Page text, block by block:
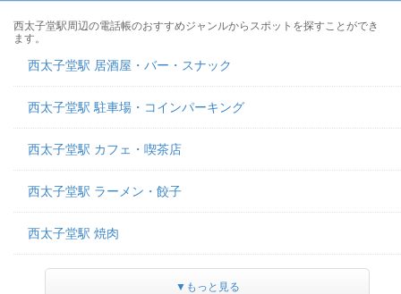
西太子堂駅周辺の電話帳のおすすめジャンルからスポットを探すことができ
ます。
西太子堂駅 居酒屋・バー・スナック
西太子堂駅 駐車場・コインパーキング
西太子堂駅 カフェ・喫茶店
西太子堂駅 ラーメン・餃子
西太子堂駅 焼肉
▼もっと見る